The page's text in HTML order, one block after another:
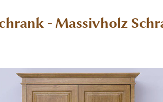
- Massivholz